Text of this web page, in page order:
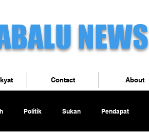
NEWS
Politik Sukan Pendapat
Contact About